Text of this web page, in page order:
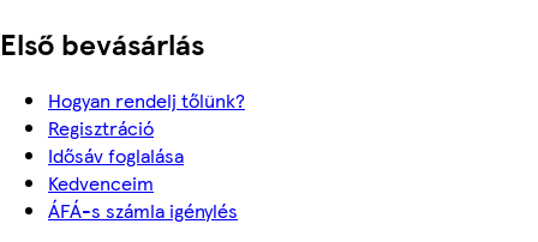
Első bevásárlás
Hogyan rendelj tőlünk?
Regisztráció
Idősáv foglalása
Kedvenceim
ÁFÁ-s számla igénylés